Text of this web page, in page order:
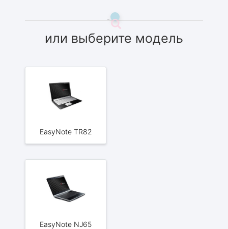
или выберите модель
EasyNote TR82
EasyNote NJ65